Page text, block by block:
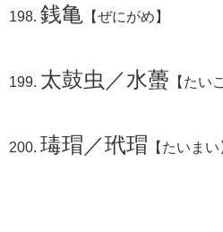
銭亀 【ぜにがめ】
太鼓虫／水蠆 【たい
瑇瑁／玳瑁 【たいまい